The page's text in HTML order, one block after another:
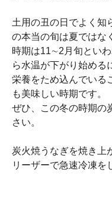
土用の丑の日でよく知
の本当の旬は夏ではな
時期は11∼2月旬とい
ら水温が下がり始める
栄養をため込んでいる
も美味しい時期です。
ぜひ、この冬の時期の
さい。
炭火焼うなぎを焼き上
リーザーで急速冷凍を